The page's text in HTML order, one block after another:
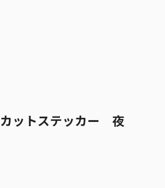
カットステッカー 夜